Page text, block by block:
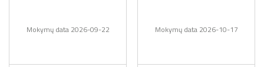
Mokymų data 2026-09-22 Mokymų data 2026-10-17